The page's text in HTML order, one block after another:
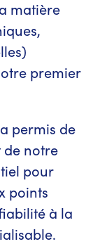
matière
premier
permis de
de notre
pour
points
à la